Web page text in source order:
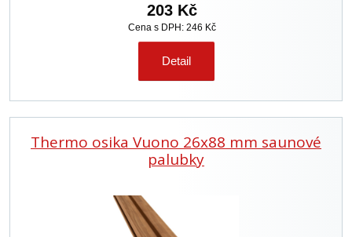
203 Kč
Cena s DPH: 246 Kč
Detail
Thermo osika Vuono 26x88 mm saunové
palubky